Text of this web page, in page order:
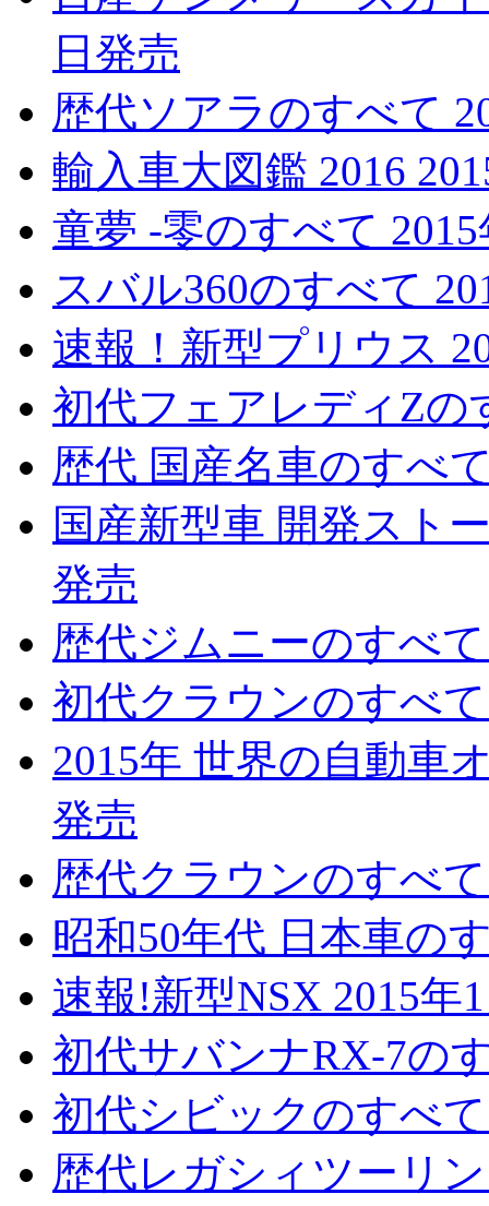
日発売
歴代ソアラのすべて
輸入車大図鑑 2016
童夢 -零のすべて
スバル360のすべて
速報！新型プリウス
初代フェアレディZの
歴代 国産名車のすべ
国産新型車 開発スト
発売
歴代ジムニーのすべ
初代クラウンのすべ
2015年 世界の自動車
発売
歴代クラウンのすべ
昭和50年代 日本車の
速報!新型NSX 2015年
初代サバンナRX-7の
初代シビックのすべ
歴代レガシィツーリ